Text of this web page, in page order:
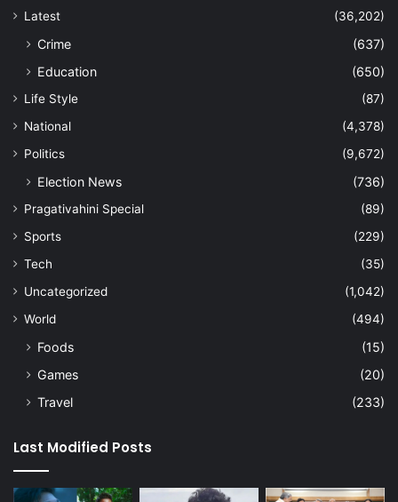
Latest
(36,202)
Crime
(637)
Education
(650)
Life Style
(87)
National
(4,378)
Politics
(9,672)
Election News (736)
Pragativahini Special
(89)
Sports
(229)
Tech
(35)
Uncategorized
(1,042)
World
(494)
Foods
(15)
Games
(20)
Travel
(233)
Last Modified Posts